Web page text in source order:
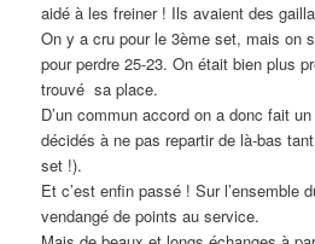
aidé à les freiner ! Ils avaient des
On y a cru pour le 3ème set, mais on
pour perdre 25-23. On était bien plus
trouvé sa place.
D’un commun accord on a donc fait
décidés à ne pas repartir de là-bas
set !).
Et c’est enfin passé ! Sur l’ensemble
vendangé de points au service.